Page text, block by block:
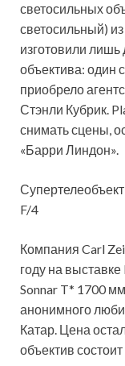
светосильных
светосильный)
изготовили лишь
объектива: один
приобрело
Стэнли Кубрик.
снимать сцены,
«Барри Линдон».
F/4
Компания Carl
году на
Son­nar T* 1700
анонимного
Катар. Цена
объектив